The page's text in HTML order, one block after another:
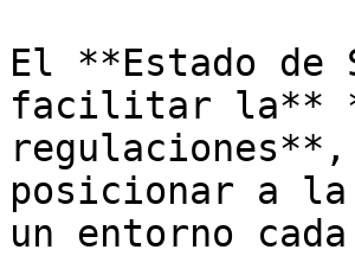
El **Estado
facilitar la**
posicionar a la
un entorno